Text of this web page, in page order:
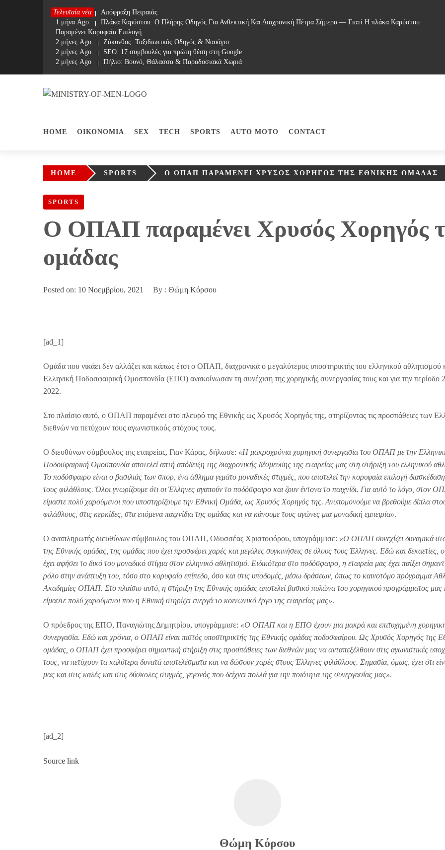
Τελευταία νέα
1 μήνα Ago
Απόφραξη Πειραιάς
1 μήνα Ago
Πλάκα Καρύστου: Ο Πλήρης Οδηγός Για Ανθεκτική Και Διαχρονική Πέτρα Σήμερα — Γιατί Η πλάκα Καρύστου
Παραμένει Κορυφαία Επιλογή
2 μήνες Ago
Ζάκυνθος: Ταξιδιωτικός Οδηγός & Ναυάγιο
2 μήνες Ago
SEO: 17 συμβουλές για πρώτη θέση στη Google
2 μήνες Ago
Πήλιο: Βουνό, Θάλασσα & Παραδοσιακά Χωριά
Ministry Of Men
HOME ΟΙΚΟΝΟΜΙΑ SEX TECH SPORTS AUTO MOTO CONTACT
HOME SPORTS Ο ΟΠΑΠ ΠΑΡΑΜΈΝΕΙ ΧΡΥΣΌΣ ΧΟΡΗΓΌΣ ΤΗΣ ΕΘΝΙΚΉΣ ΟΜΆΔΑΣ
SPORTS
Ο ΟΠΑΠ παραμένει Χρυσός Χορηγός
ομάδας
Posted on: 10 Νοεμβρίου, 2021 By : Θώμη Κόρσου
[ad_1]
Ομάδα που νικάει δεν αλλάζει και κάπως έτσι ο ΟΠΑΠ, διαχρονικά ο μεγαλύτερος υποστηρικτής του ελληνικού αθλητισμού
Ελληνική Ποδοσφαιρική Ομοσπονδία (ΕΠΟ) ανακοίνωσαν τη συνέχιση της χορηγικής συνεργασίας τους και για την περίοδο
2022.
Στο πλαίσιο αυτό, ο ΟΠΑΠ παραμένει στο πλευρό της Εθνικής ως Χρυσός Χορηγός της, στηρίζοντας τις προσπάθειες των
διεθνών να πετύχουν τους αγωνιστικούς στόχους τους.
Ο διευθύνων σύμβουλος της εταιρείας, Γιαν Κάρας, δήλωσε: «Η μακροχρόνια χορηγική συνεργασία του ΟΠΑΠ με την
Ποδοσφαιρική Ομοσπονδία αποτελεί απτή απόδειξη της διαχρονικής δέσμευσης της εταιρείας μας στη στήριξη του ελληνικού
Το ποδόσφαιρο είναι ο βασιλιάς των σπορ, ένα άθλημα γεμάτο μοναδικές στιγμές, που αποτελεί την κορυφαία επιλογή
τους φιλάθλους. Όλοι γνωρίζουμε ότι οι Έλληνες αγαπούν το ποδόσφαιρο και ζουν έντονα το παιχνίδι. Για αυτό το λόγο, στον
είμαστε πολύ χαρούμενοι που υποστηρίζουμε την Εθνική Ομάδα, ως Χρυσός Χορηγός της. Ανυπομονούμε να βρεθούμε δίπλα
φιλάθλους, στις κερκίδες, στα επόμενα παιχνίδια της ομάδας και να κάνουμε τους αγώνες μια μοναδική εμπειρία».
Ο αναπληρωτής διευθύνων σύμβουλος του ΟΠΑΠ, Οδυσσέας Χριστοφόρου, υπογράμμισε: «Ο ΟΠΑΠ συνεχίζει δυναμικά
της Εθνικής ομάδας, της ομάδας που έχει προσφέρει χαρές και μεγάλες συγκινήσεις σε όλους τους Έλληνες. Εδώ και
έχει αφήσει το δικό του μοναδικό στίγμα στον ελληνικό αθλητισμό. Ειδικότερα στο ποδόσφαιρο, η εταιρεία μας έχει παίξει
ρόλο στην ανάπτυξη του, τόσο στο κορυφαίο επίπεδο, όσο και στις υποδομές, μέσω δράσεων, όπως το καινοτόμο πρόγραμμα
Ακαδημίες ΟΠΑΠ. Στο πλαίσιο αυτό, η στήριξη της Εθνικής ομάδας αποτελεί βασικό πυλώνα του χορηγικού προγράμματος μας
είμαστε πολύ χαρούμενοι που η Εθνική στηρίζει ενεργά το κοινωνικό έργο της εταιρείας μας».
Ο πρόεδρος της ΕΠΟ, Παναγιώτης Δημητρίου, υπογράμμισε: «Ο ΟΠΑΠ και η ΕΠΟ έχουν μια μακρά και επιτυχημένη
συνεργασία. Εδώ και χρόνια, ο ΟΠΑΠ είναι πιστός υποστηρικτής της Εθνικής ομάδας ποδοσφαίρου. Ως Χρυσός Χορηγός της
ομάδας, ο ΟΠΑΠ έχει προσφέρει σημαντική στήριξη στις προσπάθειες των διεθνών μας να ανταπεξέλθουν στις αγωνιστικές
τους, να πετύχουν τα καλύτερα δυνατά αποτελέσματα και να δώσουν χαρές στους Έλληνες φιλάθλους. Σημασία, όμως, έχει ότι
μας και στις καλές και στις δύσκολες στιγμές, γεγονός που δείχνει πολλά για την ποιότητα της συνεργασίας μας».
[ad_2]
Source link
Θώμη Κόρσου